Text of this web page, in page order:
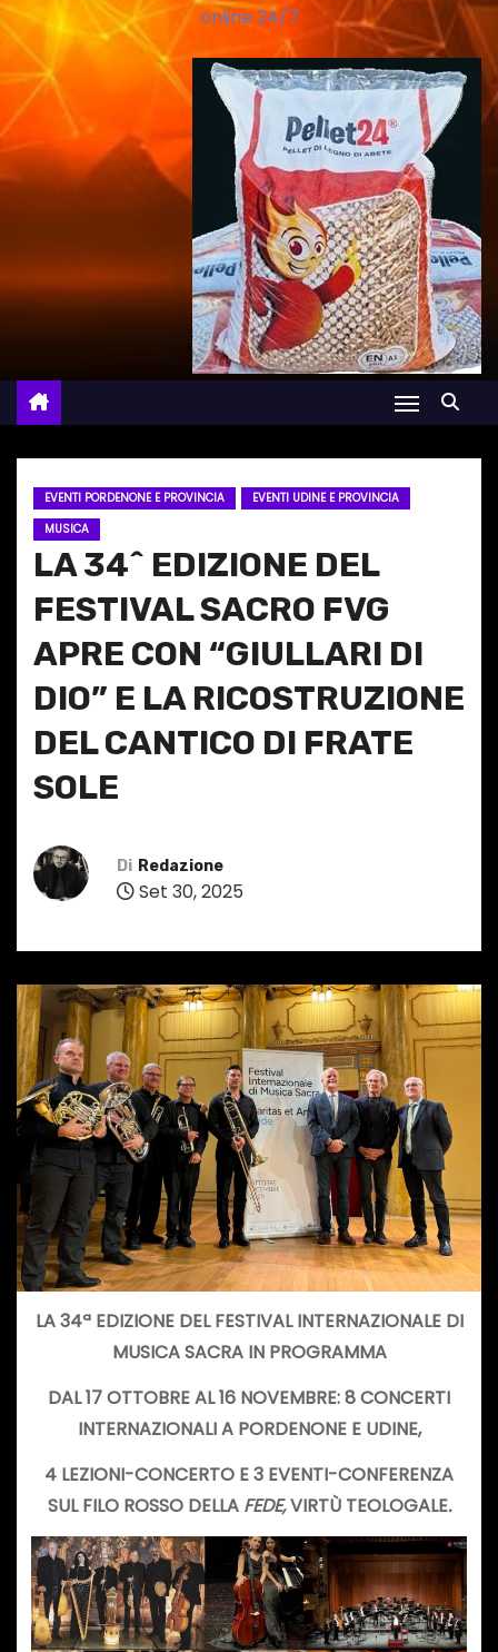
online 24/7
EVENTI PORDENONE E PROVINCIA
EVENTI UDINE E PROVINCIA
MUSICA
LA 34^ EDIZIONE DEL
FESTIVAL SACRO FVG
APRE CON “GIULLARI DI
DIO” E LA RICOSTRUZIONE
DEL CANTICO DI FRATE
SOLE
Di Redazione
Set 30, 2025
LA 34ª EDIZIONE DEL FESTIVAL INTERNAZIONALE DI
MUSICA SACRA IN PROGRAMMA
DAL 17 OTTOBRE AL 16 NOVEMBRE:8CONCERTI
INTERNAZIONALI A PORDENONE E UDINE,
4 LEZIONI-CONCERTO E 3 EVENTI-CONFERENZA
SUL FILO ROSSO DELLA FEDE,VIRTÙ TEOLOGALE.